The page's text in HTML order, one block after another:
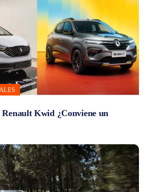
Kwid ¿Conviene un